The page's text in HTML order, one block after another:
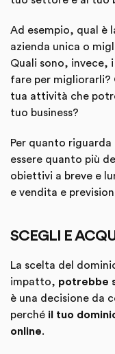
Ad esempio, qual è
azienda unica o
Quali sono, invece,
fare per migliorarli?
tua attività che
tuo business?
Per quanto riguarda
essere quanto più
obiettivi a breve e
e vendita e
SCEGLI E
La scelta del
impatto, potrebbe
è una decisione da
perché il tuo
online.